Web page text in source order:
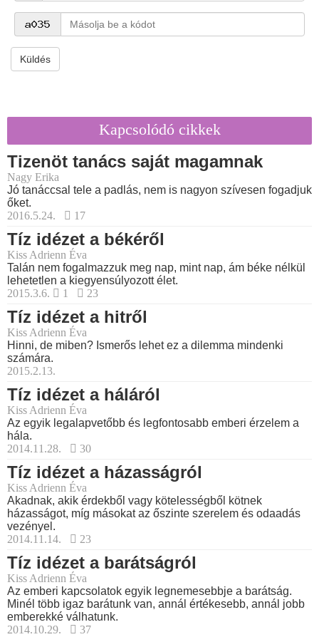
Küldés
Kapcsolódó cikkek
Tizenöt tanács saját magamnak
Nagy Erika
Jó tanáccsal tele a padlás, nem is nagyon szívesen fogadjuk
őket.
2016.5.24.
17
Tíz idézet a békéről
Kiss Adrienn Éva
Talán nem fogalmazzuk meg nap, mint nap, ám béke nélkül
lehetetlen a kiegyensúlyozott élet.
2015.3.6.
1 23
Tíz idézet a hitről
Kiss Adrienn Éva
Hinni, de miben? Ismerős lehet ez a dilemma mindenki
számára.
2015.2.13.
Tíz idézet a háláról
Kiss Adrienn Éva
Az egyik legalapvetőbb és legfontosabb emberi érzelem a
hála.
2014.11.28.
30
Tíz idézet a házasságról
Kiss Adrienn Éva
Akadnak, akik érdekből vagy kötelességből kötnek
házasságot, míg másokat az őszinte szerelem és odaadás
vezényel.
2014.11.14.
23
Tíz idézet a barátságról
Kiss Adrienn Éva
Az emberi kapcsolatok egyik legnemesebbje a barátság.
Minél több igaz barátunk van, annál értékesebb, annál jobb
emberekké válhatunk.
2014.10.29.
37